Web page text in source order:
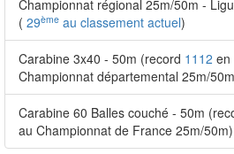
Championnat régional 25m/50m -
( 29ème au classement actuel)
Carabine 3x40 - 50m (record 1112 en
Championnat départemental 25m/
Carabine 60 Balles couché - 50m
au Championnat de France 25m/50m)